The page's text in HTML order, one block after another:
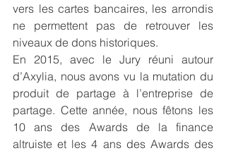
vers les cartes bancaires, les arrondis
ne permettent pas de retrouver les
niveaux de dons historiques.
En 2015, avec le Jury réuni autour
d’Axylia, nous avons vu la mutation du
produit de partage à l’entreprise de
partage. Cette année, nous fêtons les
10 ans des Awards de la finance
altruiste et les 4 ans des Awards des